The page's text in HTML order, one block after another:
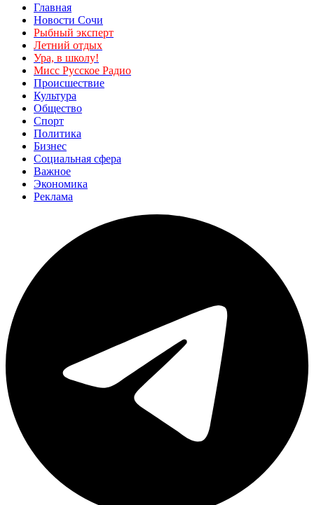
Главная
Новости Сочи
Рыбный эксперт
Летний отдых
Ура, в школу!
Мисс Русское Радио
Происшествие
Культура
Общество
Спорт
Политика
Бизнес
Социальная сфера
Важное
Экономика
Реклама